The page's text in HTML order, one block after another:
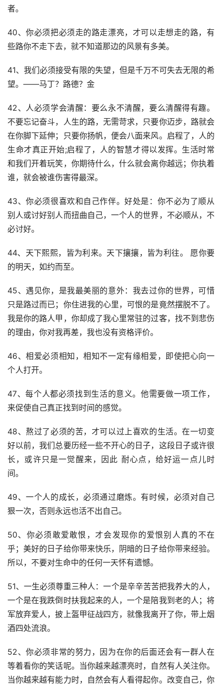
者。
40、你必须把必须走的路走漂亮，才可以走想走的路，有
些路你不走下去，就不知道那边的风景有多美。
41、我们必须接受有限的失望，但是千万不可失去无限的希
望。——马丁？路德？金
42、人必须学会清醒：要么永不清醒，要么清醒得有趣。
不要忘记奋斗，人生的路，无需苛求，只要你迈步，路就会
在你脚下延伸；只要你扬帆，便会八面来风。启程了，人的
生命才真正开始;启程了，人的智慧才得以发挥。生活时常
和我们开着玩笑，你期待什么，什么就会离你越远；你执着
谁，就会被谁伤害得最深。
43、你必须很喜欢和自己作伴。好处是：你不必为了顺从
别人或讨好别人而扭曲自己，一个人的世界，不必顺从，不
必讨好。
44、天下熙熙，皆为利来。天下攘攘，皆为利往。 愿你要
的明天，如约而至。
45、遇见你，是我最美丽的意外：我去过你的世界，可惜
只是路过而已；你住进我的心里，可恨的是竟然摆脱不了。
我是你的路人甲，你却成了我心里常驻的过客，找不到悲伤
的理由，你对我再差，我也没有资格评价。
46、相爱必须相知，相知不一定有缘相爱，即使把心向一
个人打开。
47、每个人都必须找到生活的意义。他需要做一项工作，
来促使自己真正找到时间的感觉。
48、熬过了必须的苦，才可以过上喜欢的生活。在一切变
好以前，我们总要历经一些不开心的日子，这段日子或许很
长，或许只是一觉醒来，因此 耐心点，给好运一点儿时
间。
49、一个人的成长，必须通过磨炼。有时候，必须对自己
狠一次，否则永远也活不出自己。
50、你必须敢爱敢恨，才会发现你的爱恨别人真的不在
乎；美好的日子给你带来快乐，阴暗的日子给你带来经验。
所以，不要对生命中的任何一天怀有遗憾。
51、一生必须尊重三种人：一个是辛辛苦苦把我养大的人，
一个是在我跌倒时扶我起来的人，一个是陪我到老的人；将
军放弃爱人，披上盔甲征战四方，就像我离开了你，带上烟
酒四处流浪。
52、你必须非常的努力，因为在你的后面还会有一群人在
等着看你的笑话呢。当你越来越漂亮时，自然有人关注你。
当你越来越有能力时，自然会有人看得起你。改变自己，你